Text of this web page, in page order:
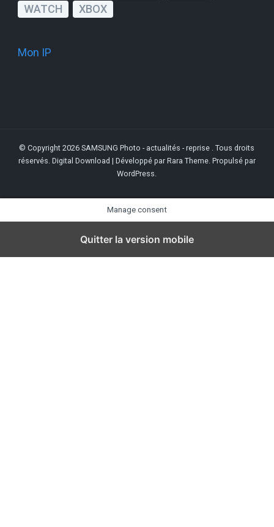
WATCH
XBOX
Mon IP
© Copyright 2026SAMSUNG Photo - actualités - reprise . Tous droits
réservés. Digital Download | Développé par Rara Theme. Propulsé par
WordPress.
Manage consent
Quitter la version mobile